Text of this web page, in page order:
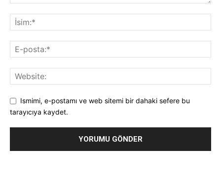
Ismimi, e-postamı ve web sitemi bir dahaki sefere bu
tarayıcıya kaydet.